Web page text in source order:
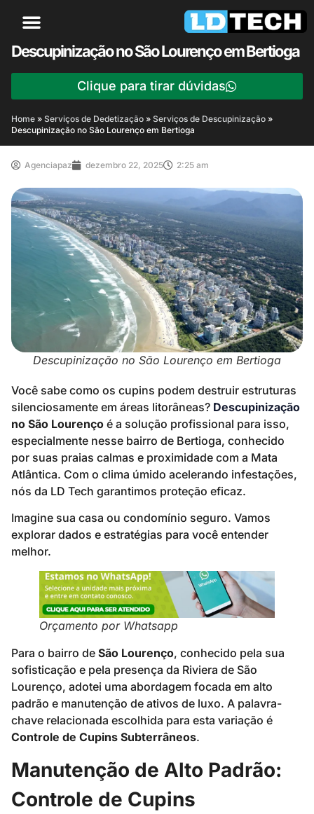
Descupinização no São Lourenço em Bertioga
Clique para tirar dúvidas
Home » Serviços de Dedetização » Serviços de Descupinização »
Descupinização no São Lourenço em Bertioga
Agenciapaz dezembro 22, 2025 2:25 am
Descupinização no São Lourenço em Bertioga
Você sabe como os cupins podem destruir estruturas
silenciosamente em áreas litorâneas? Descupinização
no São Lourenço é a solução profissional para isso,
especialmente nesse bairro de Bertioga, conhecido
por suas praias calmas e proximidade com a Mata
Atlântica. Com o clima úmido acelerando infestações,
nós da LD Tech garantimos proteção eficaz.
Imagine sua casa ou condomínio seguro. Vamos
explorar dados e estratégias para você entender
melhor.
Orçamento por Whatsapp
Para o bairro de São Lourenço, conhecido pela sua
sofisticação e pela presença da Riviera de São
Lourenço, adotei uma abordagem focada em alto
padrão e manutenção de ativos de luxo. A palavra-
chave relacionada escolhida para esta variação é
Controle de Cupins Subterrâneos.
Manutenção de Alto Padrão:
Controle de Cupins